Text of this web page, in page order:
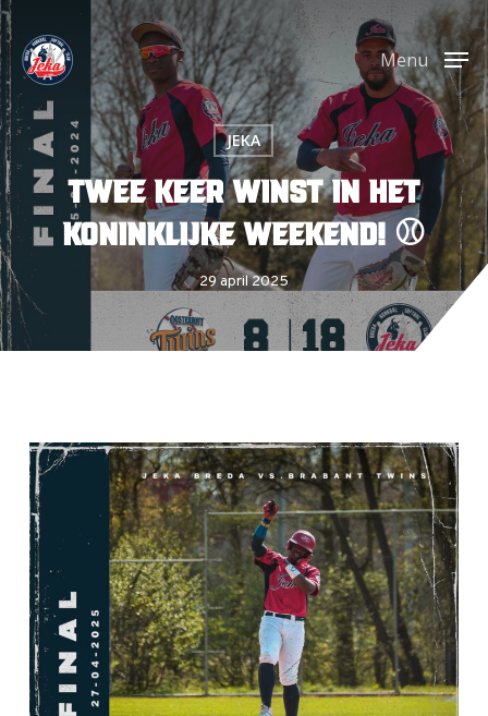
Skip
to
main
content
Menu
JEKA
Twee keer winst in het
koninklijke weekend! ⚾️
29 april 2025
Menu